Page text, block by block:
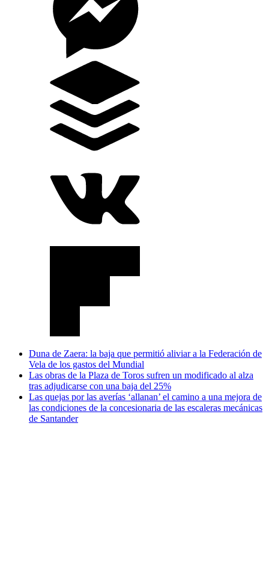
Duna de Zaera: la baja que permitió aliviar a la Federación de
Vela de los gastos del Mundial
Las obras de la Plaza de Toros sufren un modificado al alza
tras adjudicarse con una baja del 25%
Las quejas por las averías ‘allanan’ el camino a una mejora de
las condiciones de la concesionaria de las escaleras mecánicas
de Santander